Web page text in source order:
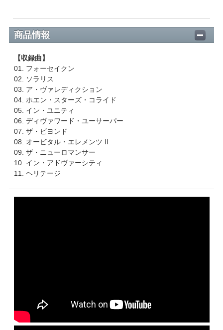
商品情報
【収録曲】
01. フォーセイクン
02. ソラリス
03. ア・ヴァレディクション
04. ホエン・スターズ・コライド
05. イン・ユニティ
06. ディヴァワード・ユーサーパー
07. ザ・ビヨンド
08. オービタル・エレメンツ II
09. ザ・ニューロマンサー
10. イン・アドヴァーシティ
11. ヘリテージ